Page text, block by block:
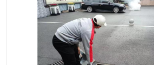
校园消杀 园区消杀